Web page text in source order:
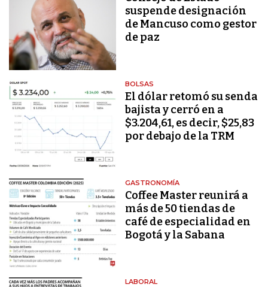
suspende designación
de Mancuso como gestor
de paz
BOLSAS
El dólar retomó su senda
bajista y cerró en a
$3.204,61, es decir, $25,83
por debajo de la TRM
GASTRONOMÍA
Coffee Master reunirá a
más de 50 tiendas de
café de especialidad en
Bogotá y la Sabana
LABORAL